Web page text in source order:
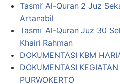
Tasmi’ Al-Quran 2 Juz
Artanabil
Tasmi’ Al-Quran Juz 30
Khairi Rahman
DOKUMENTASI KBM
DOKUMENTASI
PURWOKERTO